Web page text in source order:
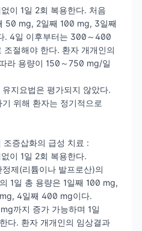
이 1일 2회 복용한다. 처음
50 mg, 2일째 100 mg, 3일째
. 4일 이후부터는 300～400
절해야 한다. 환자 개개인의
라 용량이 150～750 mg/일
지요법은 평가되지 않았다.
위해 환자는 정기적으로
조증삽화의 급성 치료 :
이 1일 2회 복용한다.
제(리튬이나 발프로산)의
1일 총 용량은 1일째 100 mg,
4일째 400 mg이다.
까지 증가 가능하며 1일
다. 환자 개개인의 임상결과